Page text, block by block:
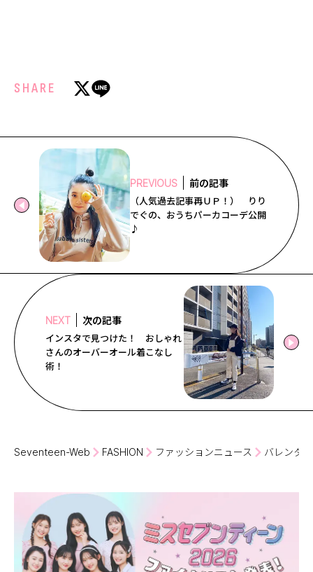
SHARE
PREVIOUS 前の記事
（人気過去記事再ＵＰ！） りり
でぐの、おうちパーカコーデ公開
♪
NEXT 次の記事
インスタで見つけた！ おしゃれ
さんのオーバーオール着こなし
術！
Seventeen-Web FASHION ファッションニュース バレンタ